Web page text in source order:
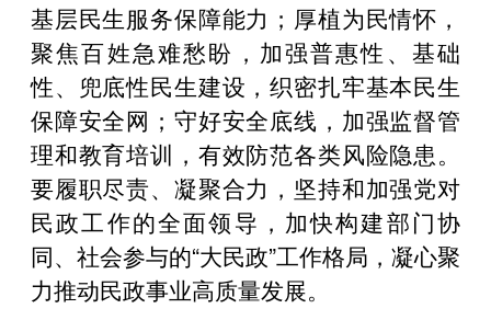
基层民生服务保障能力；厚植为民情怀，
聚焦百姓急难愁盼，加强普惠性、基础
性、兜底性民生建设，织密扎牢基本民生
保障安全网；守好安全底线，加强监督管
理和教育培训，有效防范各类风险隐患。
要履职尽责、凝聚合力，坚持和加强党对
民政工作的全面领导，加快构建部门协
同、社会参与的“大民政”工作格局，凝心聚
力推动民政事业高质量发展。